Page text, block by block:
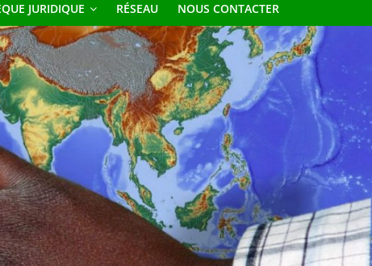
JURIDIQUE RÉSEAU NOUS CONTACTER